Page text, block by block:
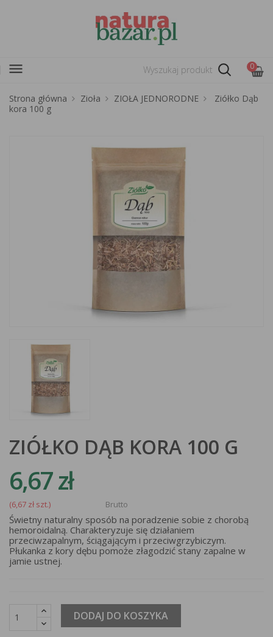
menu 0
Strona główna Zioła ZIOŁA JEDNORODNE
Ziółko Dąb
kora 100 g
ZIÓŁKO DĄB KORA 100 G
6,67 zł
(6,67 zł szt.) Brutto
Świetny naturalny sposób na poradzenie sobie z chorobą
hemoroidalną. Charakteryzuje się działaniem
przeciwzapalnym, ściągającym i przeciwgrzybiczym.
Płukanka z kory dębu pomoże złagodzić stany zapalne w
jamie ustnej.
DODAJ DO KOSZYKA